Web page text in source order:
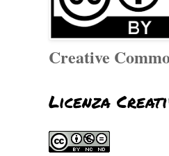
Creative
Licenza